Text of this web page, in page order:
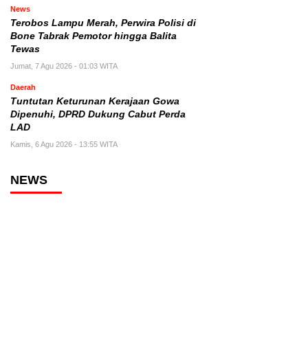
News
Terobos Lampu Merah, Perwira Polisi di
Bone Tabrak Pemotor hingga Balita
Tewas
Jumat, 7 Agu 2026 - 01:03 WITA
Daerah
Tuntutan Keturunan Kerajaan Gowa
Dipenuhi, DPRD Dukung Cabut Perda
LAD
Kamis, 6 Agu 2026 - 13:55 WITA
NEWS